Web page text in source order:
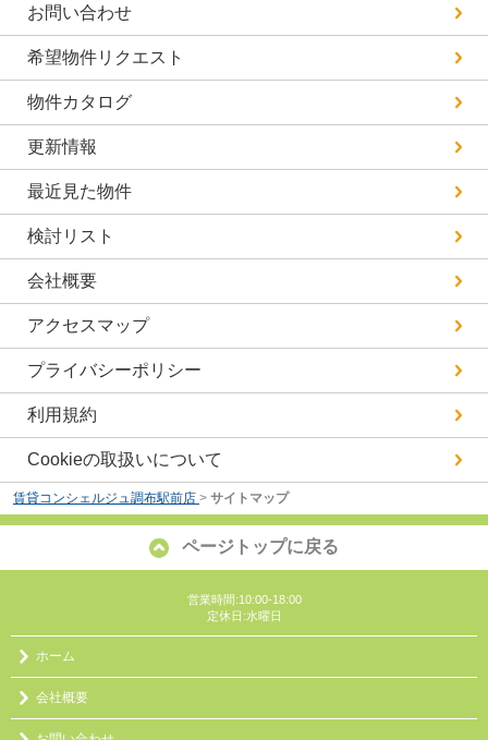
お問い合わせ
希望物件リクエスト
物件カタログ
更新情報
最近見た物件
検討リスト
会社概要
アクセスマップ
プライバシーポリシー
利用規約
Cookieの取扱いについて
賃貸コンシェルジュ調布駅前店 > サイトマップ
ページトップに戻る
営業時間:10:00-18:00
定休日:水曜日
ホーム
会社概要